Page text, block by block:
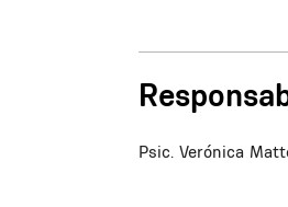
Psic. Verónica